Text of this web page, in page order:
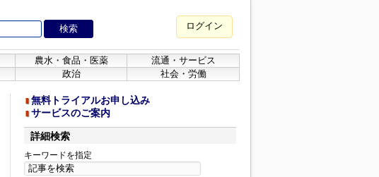
ログイン
農水・食品・医薬
流通・サービス
政治 社会・労働
無料トライアルお申し込み
サービスのご案内
詳細検索
キーワードを指定